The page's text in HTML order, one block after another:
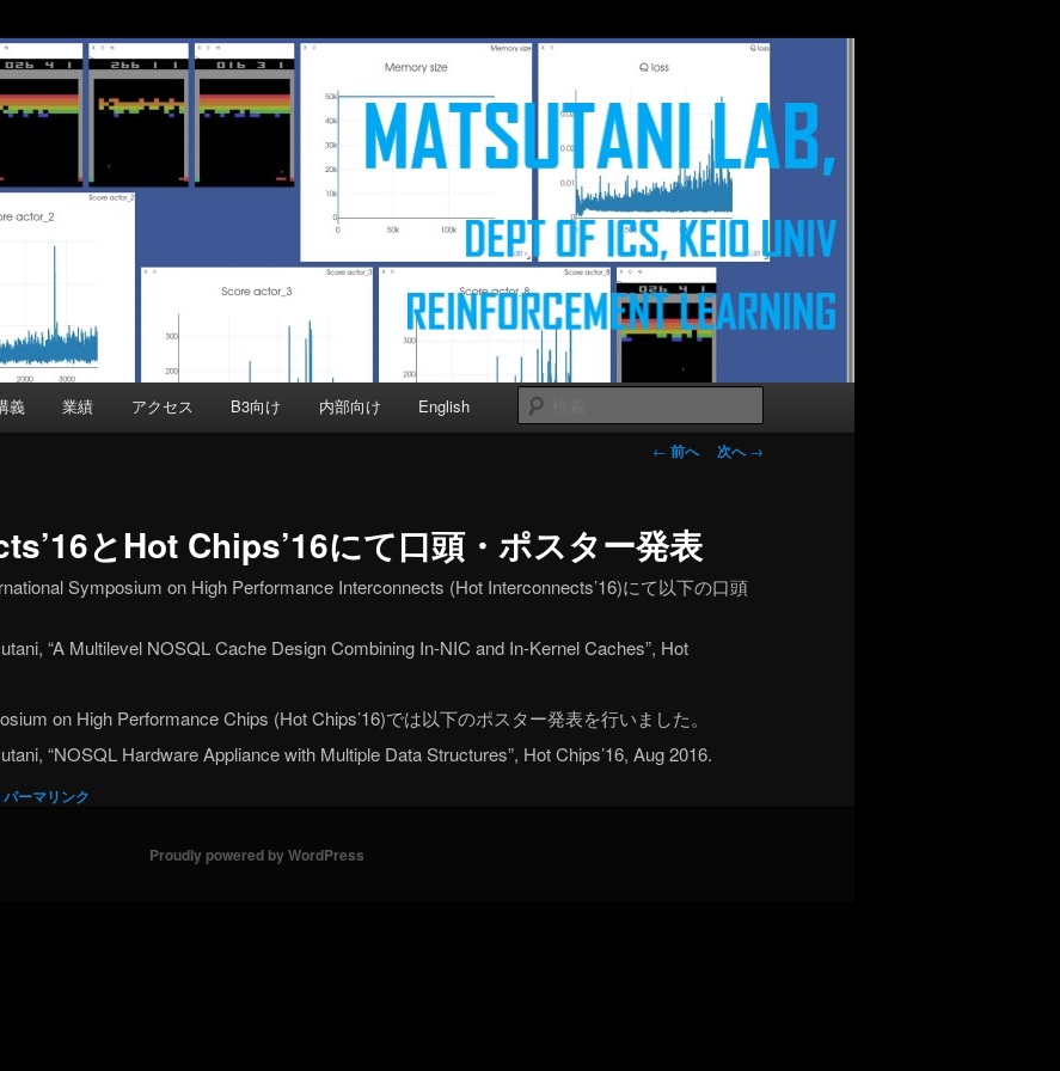
Science, Keio University
義 業績 アクセス B3向け 内部向け English
投稿ナビゲー
← 前へ 次へ→
とHot Chips’16にて口頭・ポスター発表
Symposium on High Performance Interconnects (Hot Interconnects’16)にて以下の口頭
“A Multilevel NOSQL Cache Design Combining In-NIC and In-Kernel Caches”, Hot
on High Performance Chips (Hot Chips’16)では以下のポスター発表を行いました。
“NOSQL Hardware Appliance with Multiple Data Structures”, Hot Chips’16, Aug 2016.
パーマリンク
Proudly powered by WordPress